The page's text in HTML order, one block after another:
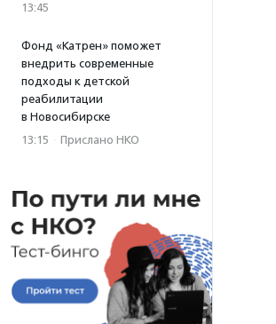
13:45
Фонд «Катрен» поможет
внедрить современные
подходы к детской
реабилитации
в Новосибирске
13:15 · Прислано НКО